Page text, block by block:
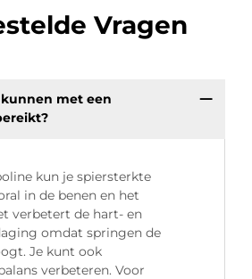
Vragen
met een
kun je spiersterkte
in de benen en het
verbetert de hart- en
omdat springen de
Je kunt ook
verbeteren. Voor